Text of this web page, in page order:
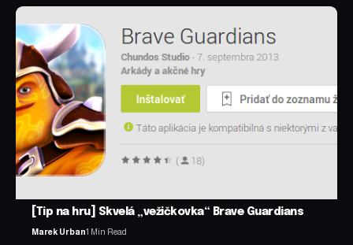
[Tip na hru] Skvelá „vežičkovka“ Brave Guardians
Marek Urban1 Min Read